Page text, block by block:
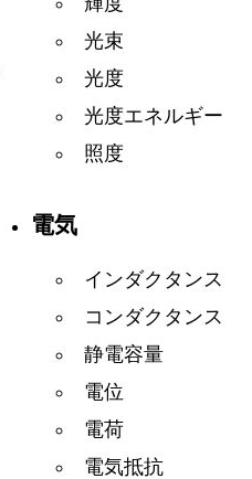
光束
光度
光度エネルギー
照度
電気
インダクタンス
コンダクタンス
静電容量
電位
電荷
電気抵抗